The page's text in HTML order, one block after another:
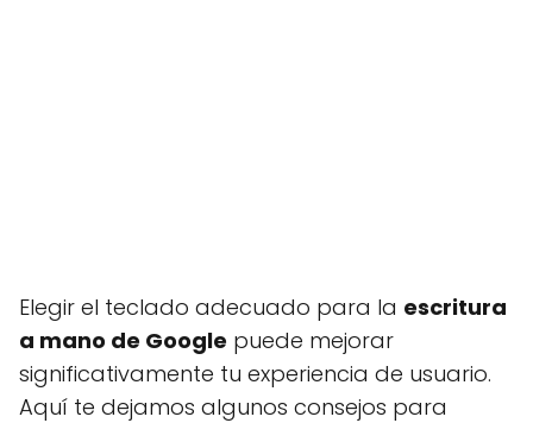
Elegir el teclado adecuado para la escritura
a mano de Google puede mejorar
significativamente tu experiencia de usuario.
Aquí te dejamos algunos consejos para